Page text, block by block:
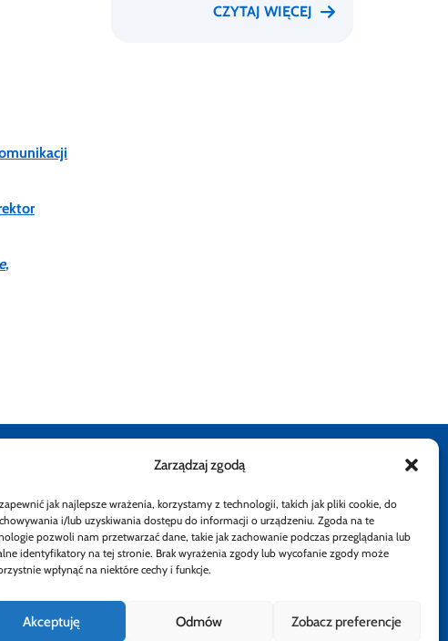
Zarządzaj zgodą
jak najlepsze wrażenia, korzystamy z technologii, takich jak pliki cookie, do
i/lub uzyskiwania dostępu do informacji o urządzeniu. Zgoda na te
pozwoli nam przetwarzać dane, takie jak zachowanie podczas przeglądania lub
identyfikatory na tej stronie. Brak wyrażenia zgody lub wycofanie zgody może
wpłynąć na niektóre cechy i funkcje.
Akceptuję Odmów Zobacz preferencje
,
CZYTAJ WIĘCEJ
dostępności
prywatności